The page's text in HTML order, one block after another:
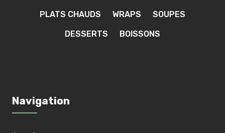
PLATS CHAUDS WRAPS SOUPES
DESSERTS BOISSONS
Navigation